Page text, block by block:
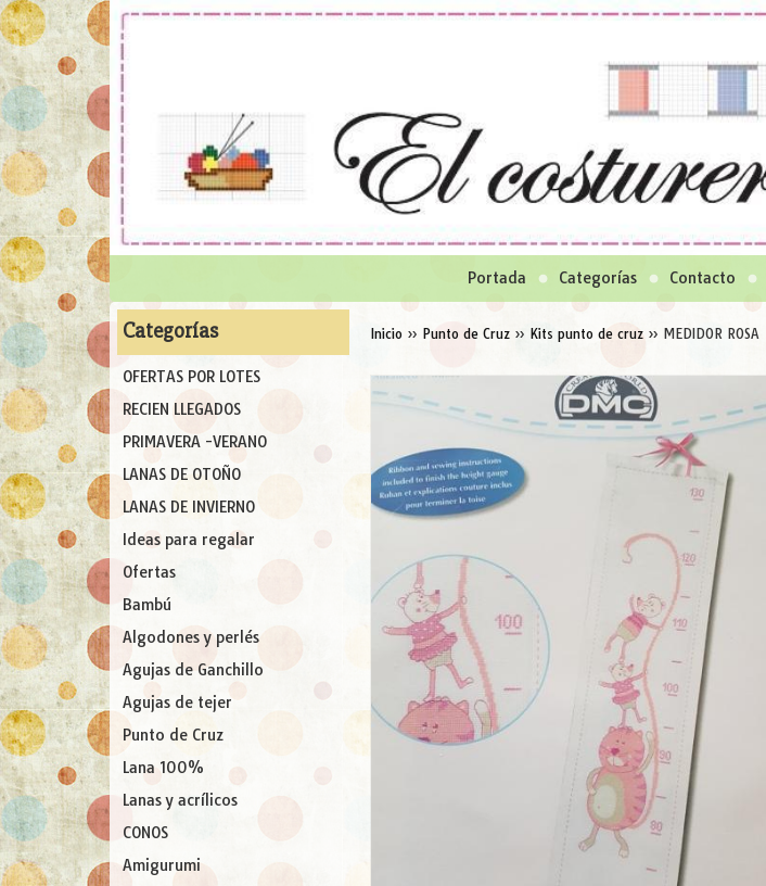
Portada Categorías Contacto
Categorías
OFERTAS POR LOTES
RECIEN LLEGADOS
PRIMAVERA -VERANO
LANAS DE OTOÑO
LANAS DE INVIERNO
Ideas para regalar
Ofertas
Bambú
Algodones y perlés
Agujas de Ganchillo
Agujas de tejer
Punto de Cruz
Lana 100%
Lanas y acrílicos
CONOS
Amigurumi
Inicio » Punto de Cruz» Kits punto de cruz» MEDIDOR ROSA